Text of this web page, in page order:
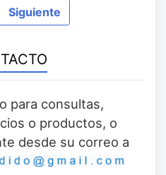
Siguiente
para consultas,
o productos, o
desde su correo a